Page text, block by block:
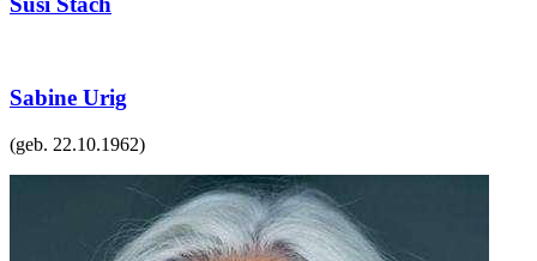
Sabine Urig
(geb. 22.10.1962)